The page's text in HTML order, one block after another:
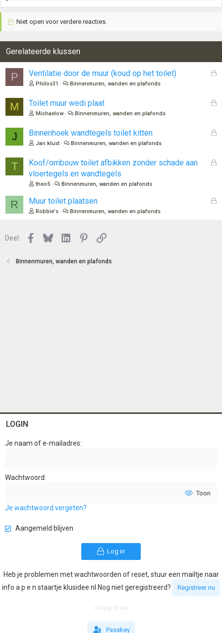
r
e
r
n
g
e
:
Niet open voor verdere reacties.
Gerelateerde klussen
P
G
n
Ventilatie door de muur (koud op het toilet)
Philos31 Binnenmuren, wanden en plafonds
M
G
n
Toilet muur wedi plaat
Michaelow Binnenmuren, wanden en plafonds
J
G
Binnenhoek wandtegels toilet kitten
Jan klust Binnenmuren, wanden en plafonds
T
G
o
Koof/ombouw toilet afbikken zonder schade aan
vloertegels en wandtegels
theo5 Binnenmuren, wanden en plafonds
R
G
Muur toilet plaatsen
Robbie's Binnenmuren, wanden en plafonds
Deel: Facebook
BlueskyLinkedInPinterest
Link
Binnenmuren, wanden en plafonds
LOGIN
Je naam of e-mailadres
Wachtwoord
Toon
Je wachtwoord vergeten?
Aangemeld blijven
Log in
Heb je problemen met wachtwoorden of reset, stuur een mailtje naar
info a p e n staartje klusidee nl Nog niet geregistreerd?
Registreer nu
or log in via
Passkey